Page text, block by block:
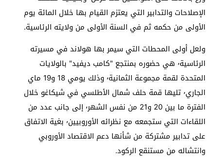
الإصلاحات والتدابير التي يعتزم القيام بها خلال المائة يوم
الأولى من حكمه ثم في السنة الأولى من ولايته الرئاسية.
ولعل أولى المحطات التي سيمر بها هولاند في مسيرته
الرئاسية٬ هي حضوره بمنتجع "كامب ديفيد" بالولايات
المتحدة لقمة مجموعة الثمانية٬ وذلك يومي 18 و19 ماي
الجاري٬ تليها قمة حلف شمال الأطلسي في شيكاغو خلال
الفترة ما بين 20 و21 من نفس الشهر٬ إلى جانب عدد من
اللقاءات التي ستجمعه مع نظرائه الأوروبيين٬ بغية الاتفاق
على تدابير مشتركة من شأنها دعم الاقتصاد الأوروبي
وانتشاله من مستنقع الركود.